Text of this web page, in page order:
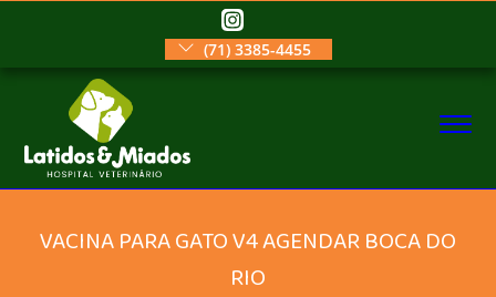
(71) 3385-4455
VACINA PARA GATO V4 AGENDAR BOCA DO
RIO